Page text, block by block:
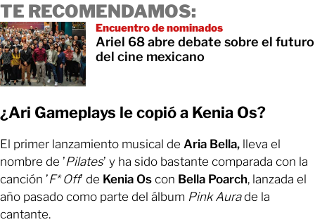
TE RECOMENDAMOS:
Encuentro de nominados
Ariel 68 abre debate sobre el futuro
del cine mexicano
¿Ari Gameplays le copió a Kenia Os?
El primer lanzamiento musical de Aria Bella, lleva el
nombre de ’Pilates’ y ha sido bastante comparada con la
canción ’F* Off’ de Kenia Os con Bella Poarch, lanzada el
año pasado como parte del álbum Pink Aurade la
cantante.